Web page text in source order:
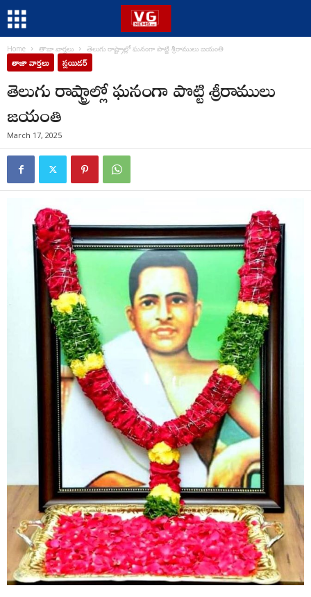
Home తాజా వార్తలు తెలుగు రాష్ట్రాల్లో ఘనంగా పొట్టి శ్రీరాములు జయంతి
తాజా వార్తలు స్లయిడర్
తెలుగు రాష్ట్రాల్లో ఘనంగా పొట్టి శ్రీరాములు
జయంతి
March 17, 2025